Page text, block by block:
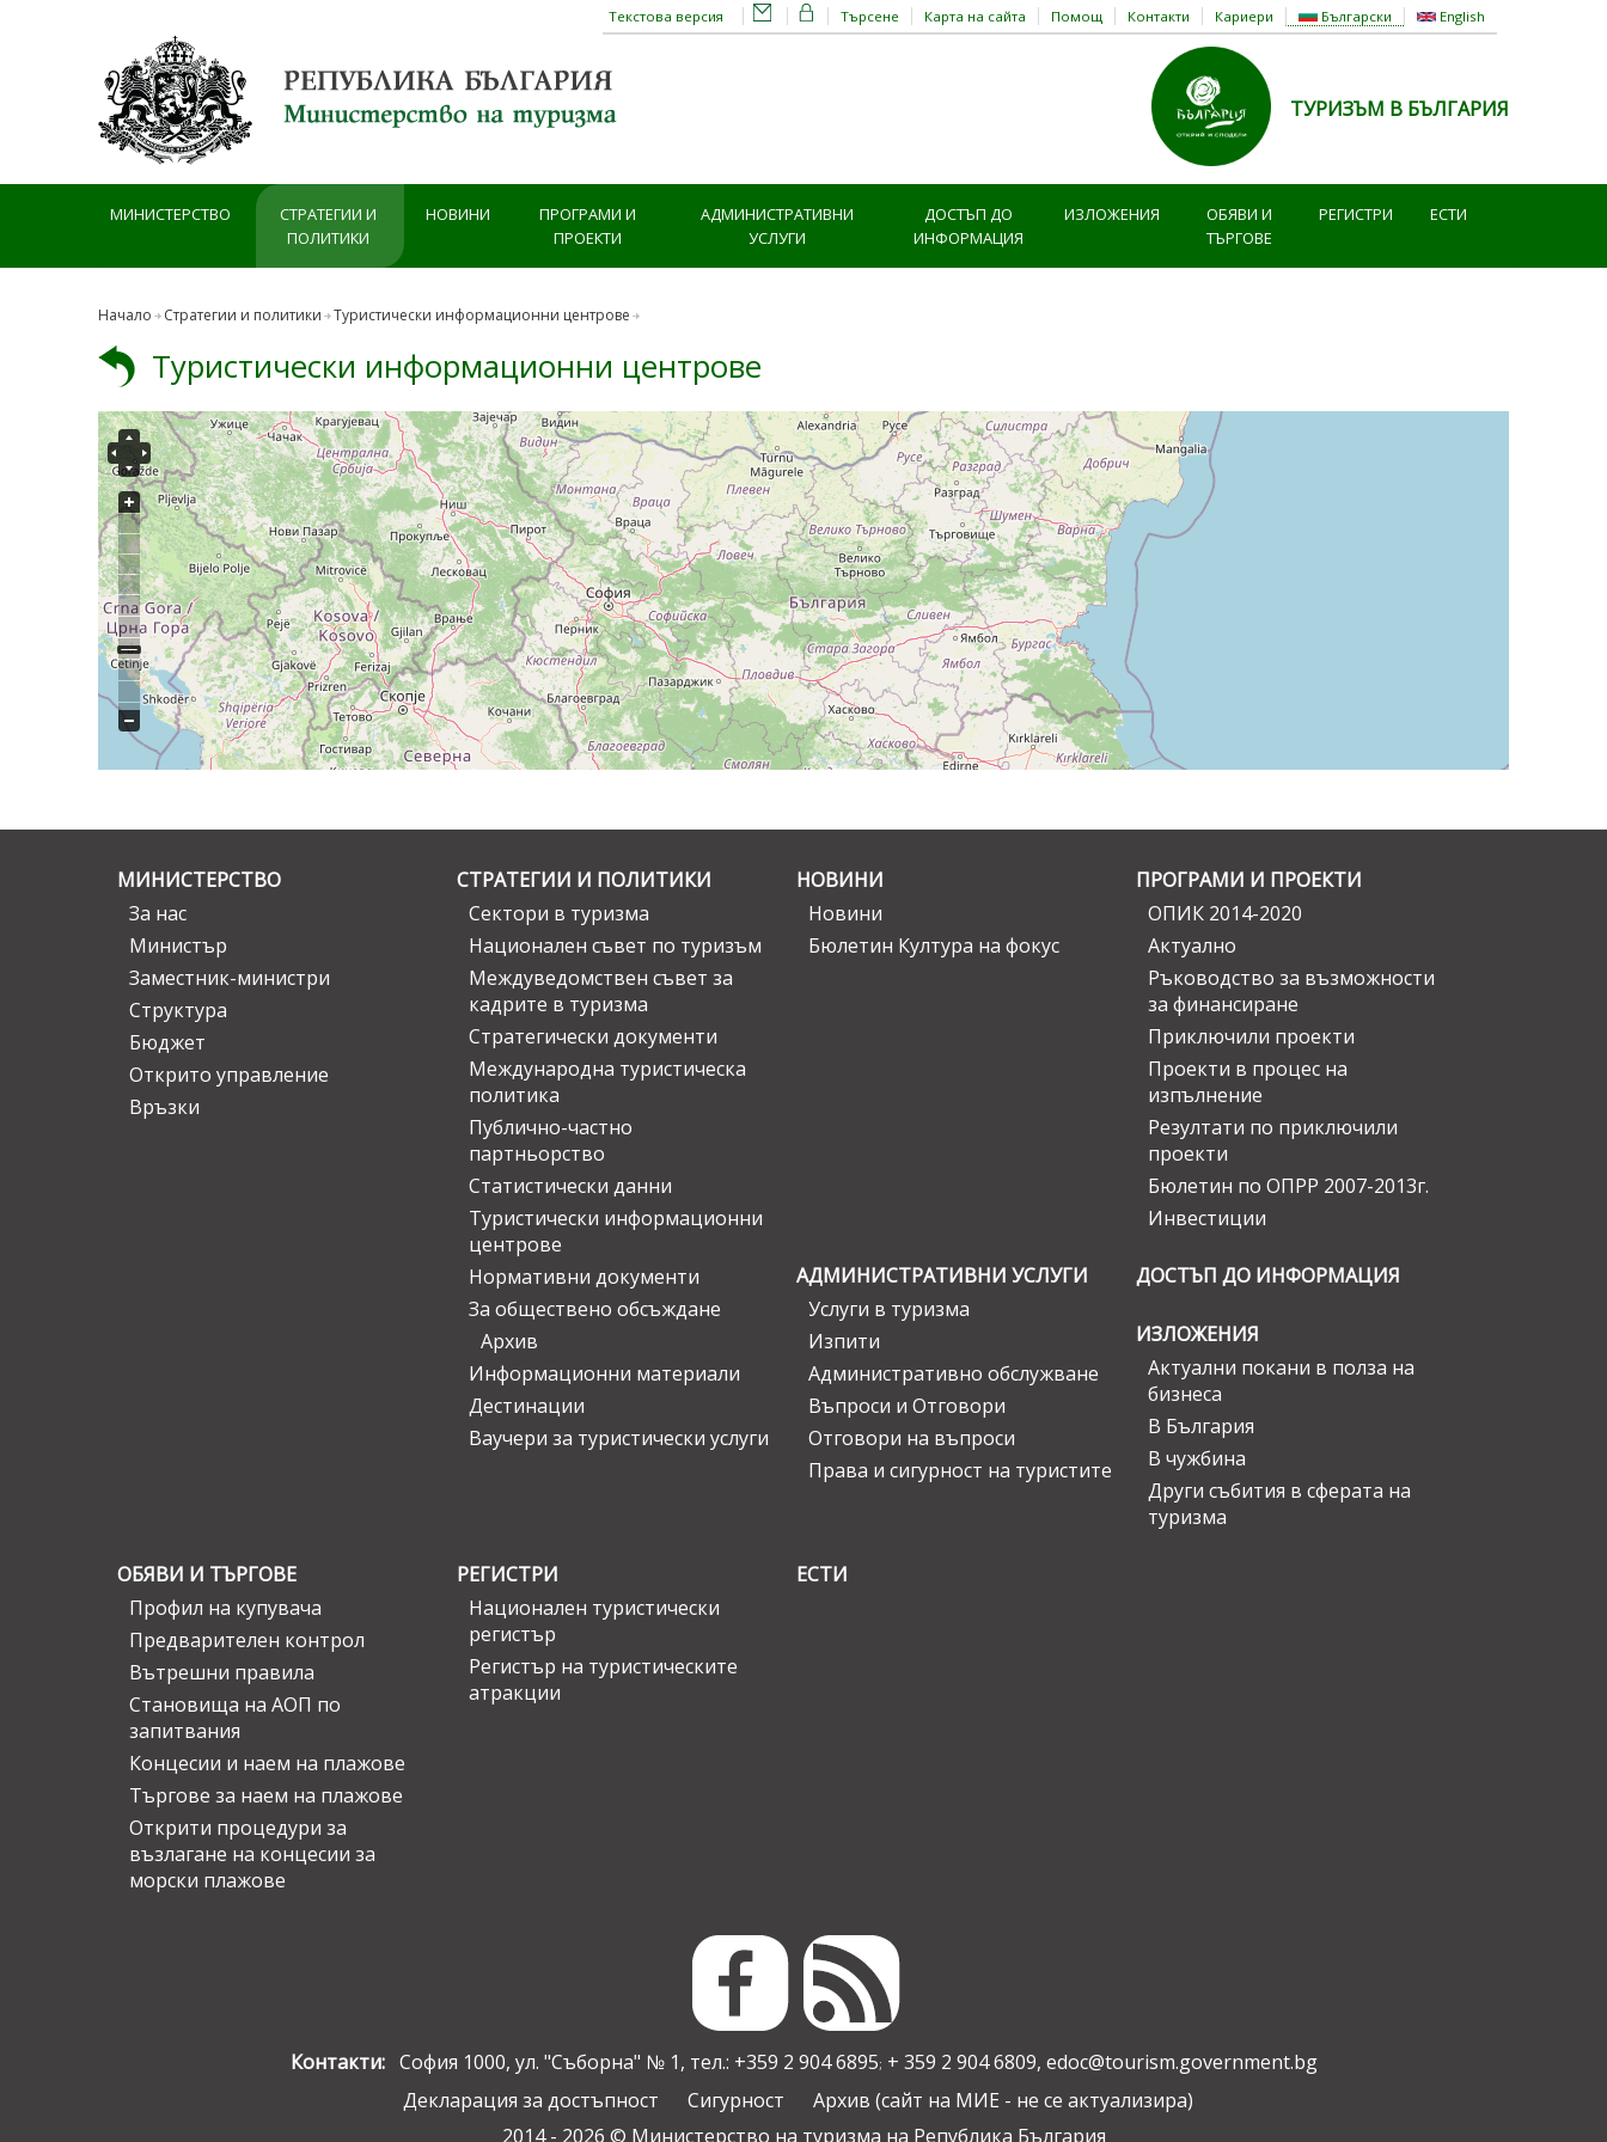
Български English
Търсене Карта на сайта Помощ Контакти Кариери
Текстова версия
ТУРИЗЪМ В БЪЛГАРИЯ
МИНИСТЕРСТВО
СТРАТЕГИИ И
ПОЛИТИКИ
НОВИНИ
ПРОГРАМИ И
ПРОЕКТИ
АДМИНИСТРАТИВНИ
УСЛУГИ
ДОСТЪП ДО
ИНФОРМАЦИЯ
ИЗЛОЖЕНИЯ
ОБЯВИ И
ТЪРГОВЕ
РЕГИСТРИ ЕСТИ
Начало Стратегии и политики Туристически информационни центрове
Туристически информационни центрове
МИНИСТЕРСТВО
За нас
Министър
Заместник-министри
Структура
Бюджет
Открито управление
Връзки
СТРАТЕГИИ И ПОЛИТИКИ
Сектори в туризма
Национален съвет по туризъм
Междуведомствен съвет за
кадрите в туризма
Стратегически документи
Международна туристическа
политика
Публично-частно
партньорство
Статистически данни
Туристически информационни
центрове
Нормативни документи
За обществено обсъждане
Архив
Информационни материали
Дестинации
Ваучери за туристически услуги
НОВИНИ
Новини
Бюлетин Култура на фокус
ПРОГРАМИ И ПРОЕКТИ
ОПИК 2014-2020
Актуално
Ръководство за възможности
за финансиране
Приключили проекти
Проекти в процес на
изпълнение
Резултати по приключили
проекти
Бюлетин по ОПРР 2007-2013г.
Инвестиции
АДМИНИСТРАТИВНИ УСЛУГИ
Услуги в туризма
Изпити
Административно обслужване
Въпроси и Отговори
Отговори на въпроси
Права и сигурност на туристите
ДОСТЪП ДО ИНФОРМАЦИЯ
ИЗЛОЖЕНИЯ
Актуални покани в полза на
бизнеса
В България
В чужбина
Други събития в сферата на
туризма
ОБЯВИ И ТЪРГОВЕ
Профил на купувача
Предварителен контрол
Вътрешни правила
Становища на АОП по
запитвания
Концесии и наем на плажове
Търгове за наем на плажове
Открити процедури за
възлагане на концесии за
морски плажове
РЕГИСТРИ
Национален туристически
регистър
Регистър на туристическите
атракции
ЕСТИ
Контакти:София 1000, ул. "Съборна" № 1, тел.: +359 2 904 6895; + 359 2 904 6809, edoc@tourism.government.bg
Декларация за достъпност
Сигурност
Архив (сайт на МИЕ - не се актуализира)
2014 - 2026 © Министерство на туризма на Република България